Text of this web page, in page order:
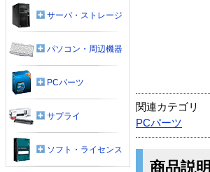
関連カテゴリ
PCパーツ
商品説明
サーバ・ストレージ
パソコン・周辺機器
PCパーツ
サプライ
ソフト・ライセンス